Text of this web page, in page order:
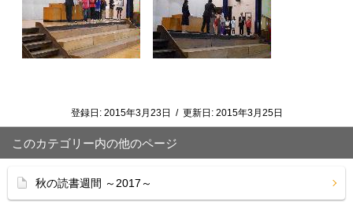
登録日: 2015年3月23日 / 更新日: 2015年3月25日
このカテゴリー内の他のページ
秋の読書週間 ～2017～